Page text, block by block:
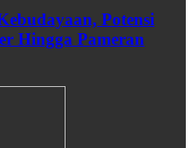
Potensi
Hingga Pameran